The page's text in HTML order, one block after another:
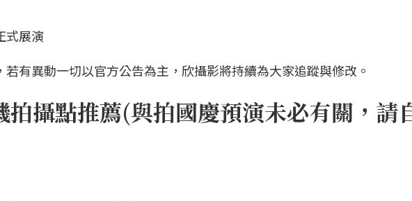
式展演
若有異動一切以官方公告為主，欣攝影將持續為大家追蹤與修改。
拍攝點推薦(與拍國慶預演未必有關，請